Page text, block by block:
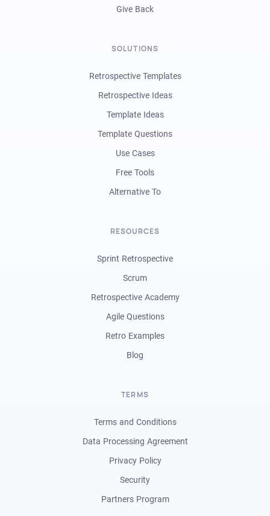
Give Back
SOLUTIONS
Retrospective Templates
Retrospective Ideas
Template Ideas
Template Questions
Use Cases
Free Tools
Alternative To
RESOURCES
Sprint Retrospective
Scrum
Retrospective Academy
Agile Questions
Retro Examples
Blog
TERMS
Terms and Conditions
Data Processing Agreement
Privacy Policy
Security
Partners Program